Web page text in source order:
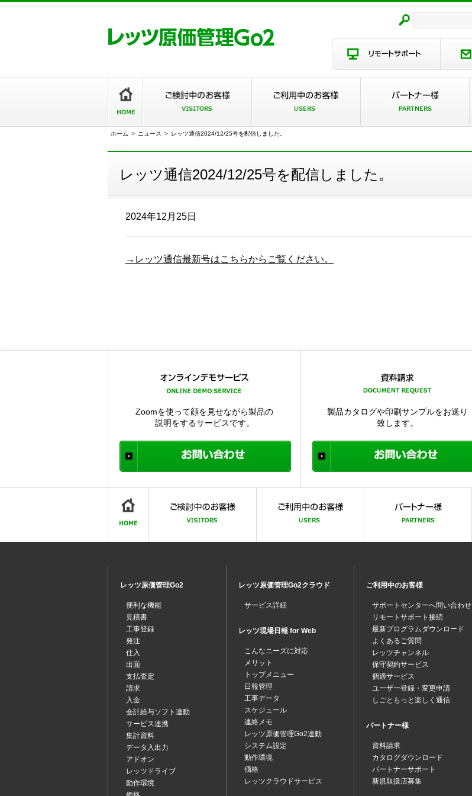
ホーム > ニュース > レッツ通信2024/12/25号を配信しました。
レッツ通信2024/12/25号を配信しました。
2024年12月25日
→レッツ通信最新号はこちらからご覧ください。
Zoomを使って顔を見せながら製品の
説明をするサービスです。
製品カタログや印刷サンプルをお送り
致します。
レッツ原価管理Go2
便利な機能
見積書
工事登録
発注
仕入
出面
支払査定
請求
入金
会計給与ソフト連動
サービス連携
集計資料
データ入出力
アドオン
レッツドライブ
動作環境
レッツ原価管理Go2クラウド
サービス詳細
レッツ現場日報 for Web
こんなニーズに対応
メリット
トップメニュー
日報管理
工事データ
スケジュール
連絡メモ
レッツ原価管理Go2連動
システム設定
動作環境
価格
レッツクラウドサービス
ご利用中のお客様
サポートセンターへ問い合わせ
リモートサポート接続
最新プログラムダウンロード
よくあるご質問
レッツチャンネル
保守契約サービス
個適サービス
ユーザー登録・変更申請
しごともっと楽しく通信
パートナー様
資料請求
カタログダウンロード
パートナーサポート
新規取扱店募集